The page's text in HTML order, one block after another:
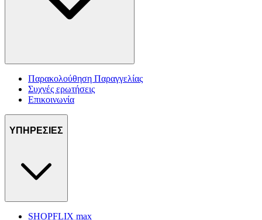
Παρακολούθηση Παραγγελίας
Συχνές ερωτήσεις
Επικοινωνία
ΥΠΗΡΕΣΙΕΣ
SHOPFLIX max